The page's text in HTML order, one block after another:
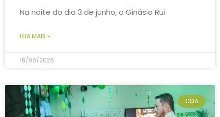
Na noite do dia 3 de junho, o Ginásio Rui
LEIA MAIS »
19/06/2026
CDA